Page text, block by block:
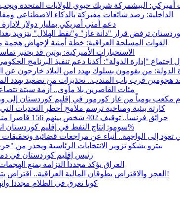
أميركي: البيشمركة شريك حيوي للولايات المتحدة ويجب
الداخلية: رصد شائعات مفبركة بالذكاء الاصطناعي
دعم أمني أمريكي بمليار دولار
ترفض قرار "دانة غاز" و"نفط الهلال" بتزويد
القوات المسلحة العراقية: خطة أمنية لإجهاض هجمة
الاستخبارات الأميركية: بوتين قد يختبر
اجتماع "إدارة الدولة": أكدنا دعم تنفيذ البرنامج
الدولة: من يقومون بسلوك يهدد امن البلاد خارجون عن
هجومين قرب باب المندب.. تحذيرات من تصعيد يهدد
مئات القاصرين بلا مأوى.. أزمة سبتة
15كارثة بيئية ومناخية ترسم ملامح أخطر التحديات
حرائق فرنسا.. توقيف 402 شخص بينهم 156 قاصرا منذ بداية موسم الحرائق
سومو: إنتاج النفط في إقليم كوردستان انخفض إلى أقل من 10%
تعود إلى الواجهة.. أنباء عن مراجعات قضائية
بيترو يشكو تزوير الانتخابات الرئاسية ويحذر من
رئيس إقليم كوردستان في
العراق يؤكد مجدداً التزامه بمنع
العجز والاقتراض يطوقان المالية العراقية.. اقتراض يتجاوز 3 تريليونات دينار!
كوبا تغرق في الظلام مجددا